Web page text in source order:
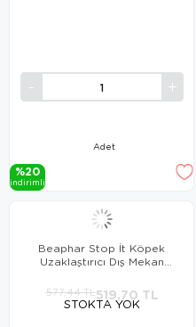
Adet
%20
i̇ndi̇ri̇mli̇
STOKTA YOK
Beaphar Stop İt Köpek
Uzaklaştırıcı Dış Mekan
519,70 TL
577,44 TL